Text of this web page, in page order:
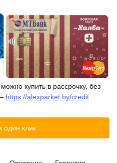
купить в рассрочку, без
https://alexparket.by/credit
один клик